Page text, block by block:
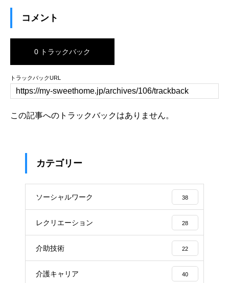
コメント
0 トラックバック
トラックバックURL
この記事へのトラックバックはありません。
カテゴリー
ソーシャルワーク 38
レクリエーション 28
介助技術 22
介護キャリア 40